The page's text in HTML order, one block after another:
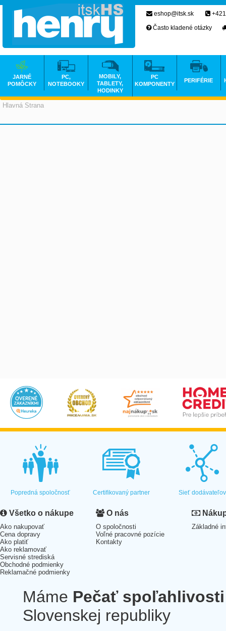
Hlavná Strana
eshop@itsk.sk
Často kladené otázky
JARNÉ
POMÔCKY
PC,
NOTEBOOKY
MOBILY,
TABLETY,
HODINKY
PC
KOMPONENTY
PERIFÉRIE
Popredná spoločnosť Certifikovaný partner Sieť dodávateľov
Všetko o nákupe
Ako nakupovať
Cena dopravy
Ako platiť
Ako reklamovať
Servisné strediská
Obchodné podmienky
Reklamačné podmienky
O nás
O spoločnosti
Voľné pracovné pozície
Kontakty
Základné
Máme Pečať spoľahlivosti
Slovenskej republiky